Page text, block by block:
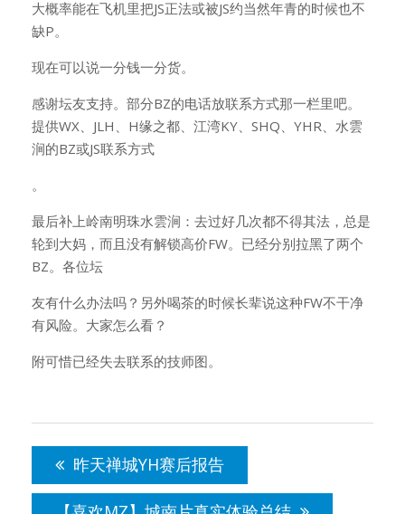
大概率能在飞机里把JS正法或被JS约当然年青的时候也不
缺P。
现在可以说一分钱一分货。
感谢坛友支持。部分BZ的电话放联系方式那一栏里吧。
提供WX、JLH、H缘之都、江湾KY、SHQ、YHR、水雲
涧的BZ或JS联系方式
。
最后补上岭南明珠水雲涧：去过好几次都不得其法，总是
轮到大妈，而且没有解锁高价FW。已经分别拉黑了两个
BZ。各位坛
友有什么办法吗？另外喝茶的时候长辈说这种FW不干净
有风险。大家怎么看？
附可惜已经失去联系的技师图。
导
航
昨天禅城YH赛后报告